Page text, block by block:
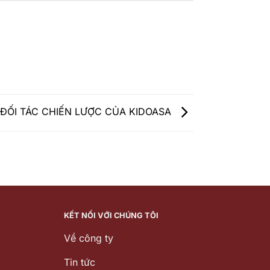
ĐỐI TÁC CHIẾN LƯỢC CỦA KIDOASA
KẾT NỐI VỚI CHÚNG TÔI
Về công ty
Tin tức